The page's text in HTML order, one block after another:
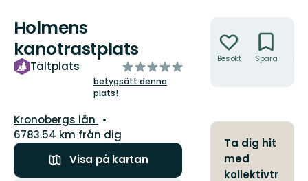
Holmens
kanotrastplats
Tältplats
av
5
betygsätt denna
plats!
Län:
Kronobergs län
6783.54 km från dig
Visa på kartan
Besökt Spara
Ta dig hit
med
kollektivtr